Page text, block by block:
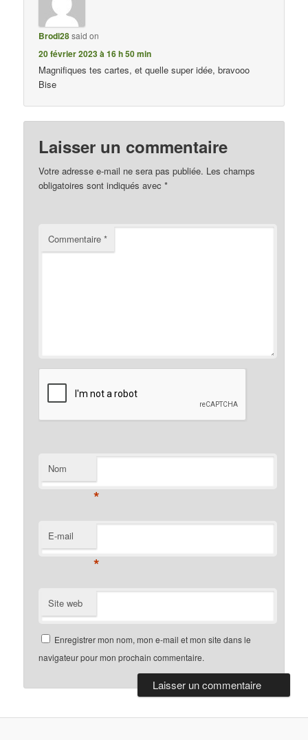
Brodi28said on
20 février 2023 à 16 h 50 min
Magnifiques tes cartes, et quelle super idée, bravooo
Bise
Laisser un commentaire
Votre adresse e-mail ne sera pas publiée. Les champs
obligatoires sont indiqués avec*
Commentaire*
Nom
*
E-mail
*
Site web
Enregistrer mon nom, mon e-mail et mon site dans le
navigateur pour mon prochain commentaire.